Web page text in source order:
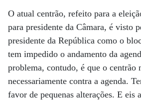
O atual centrão, refeito para a
para presidente da Câmara, é visto
presidente da República como o
tem impedido o andamento da
problema, contudo, é que o centrão
necessariamente contra a agenda.
favor de pequenas alterações. E eis